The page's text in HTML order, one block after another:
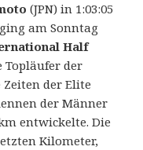
(JPN) in 1:03:05
ging am Sonntag
Half
Topläufer der
der Elite
der Männer
entwickelte. Die
Kilometer,